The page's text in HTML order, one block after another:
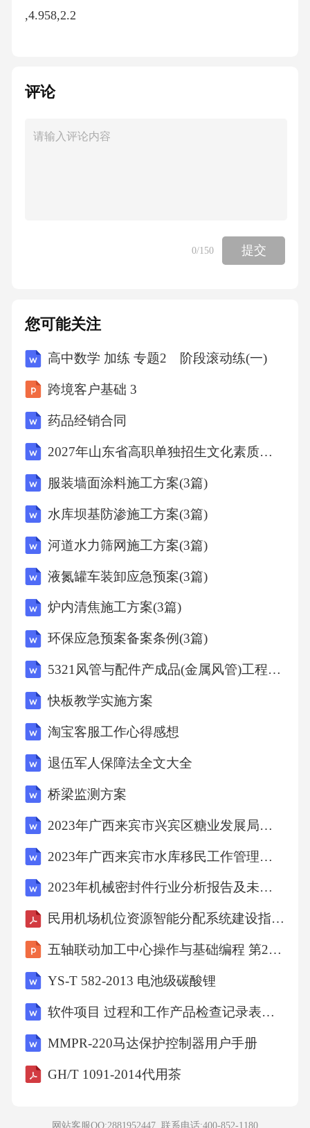
,4.958,2.2
评论
0/150 提交
您可能关注
高中数学 加练 专题2 阶段滚动练(一)
跨境客户基础 3
药品经销合同
2027年山东省高职单独招生文化素质全真仿真卷（中职考生专用）
服装墙面涂料施工方案(3篇)
水库坝基防渗施工方案(3篇)
河道水力筛网施工方案(3篇)
液氮罐车装卸应急预案(3篇)
炉内清焦施工方案(3篇)
环保应急预案备案条例(3篇)
5321风管与配件产成品(金属风管)工程检验批质量验收记录
快板教学实施方案
淘宝客服工作心得感想
退伍军人保障法全文大全
桥梁监测方案
2023年广西来宾市兴宾区糖业发展局（双高办）招聘编外4人高频考点题库（共500题含答案解析）模拟练习试卷
2023年广西来宾市水库移民工作管理局招聘8人高频考点题库（共500题含答案解析）模拟练习试卷
2023年机械密封件行业分析报告及未来五至十年行业发展报告
民用机场机位资源智能分配系统建设指南（TCCAATB 0025-2022）
五轴联动加工中心操作与基础编程 第2版 课件 项目四VERICUT五轴加工仿真技术认知
YS-T 582-2013 电池级碳酸锂
软件项目 过程和工作产品检查记录表全套
MMPR-220马达保护控制器用户手册
GH/T 1091-2014代用茶
网站客服QQ:2881952447 联系电话:400-852-1180